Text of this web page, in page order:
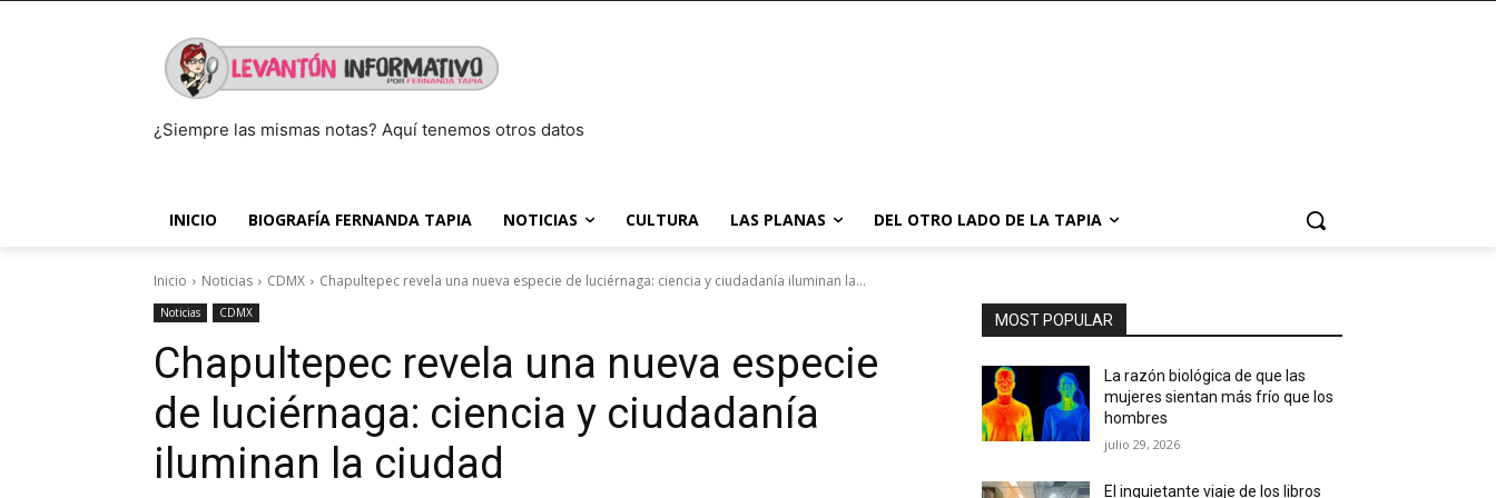
¿Siempre las mismas notas? Aquí tenemos otros datos
INICIO BIOGRAFÍA FERNANDA TAPIA NOTICIAS CULTURA LAS PLANAS DEL OTRO LADO DE LA TAPIA
Inicio Noticias CDMX Chapultepec revela una nueva especie de luciérnaga: ciencia y ciudadanía iluminan la...
Noticias CDMX
Chapultepec revela una nueva especie
de luciérnaga: ciencia y ciudadanía
iluminan la ciudad
MOST POPULAR
La razón biológica de que las
mujeres sientan más frío que los
hombres
julio 29, 2026
El inquietante viaje de los libros